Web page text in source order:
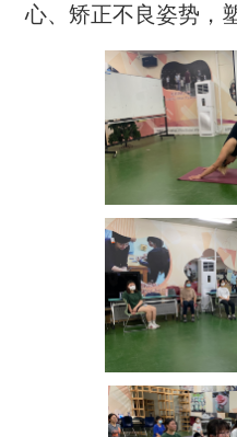
心、矫正不良姿势，